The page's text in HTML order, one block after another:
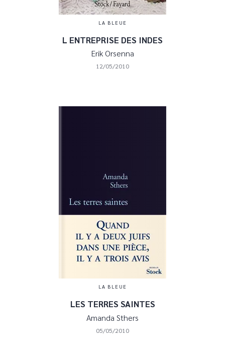
LA BLEUE
L ENTREPRISE DES INDES
Erik Orsenna
12/05/2010
LA BLEUE
LES TERRES SAINTES
Amanda Sthers
05/05/2010